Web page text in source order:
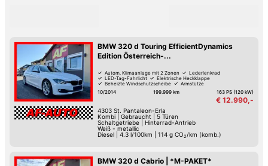
BMW 320 d Touring EfficientDynamics
Edition Österreich-...
Autom. Klimaanlage mit 2 Zonen
Lederlenkrad
LED-Tag-Fahrlicht
Elektrische Heckklappe
Beheizte Windschutzscheibe
Armstütze
Park-Assistent hinten
Regensensor
10/2014 199.999 km 163 PS (120 kW)
€ 12.990,-
4303 St. Pantaleon-Erla
Kombi| Gebraucht
5 Türen
Schaltgetriebe| Hinterrad-Antrieb
Weiß - metallic
Diesel
4.3 l/100km 114 g CO2 /km (komb.)
BMW 320 d Cabrio | *M-PAKET*